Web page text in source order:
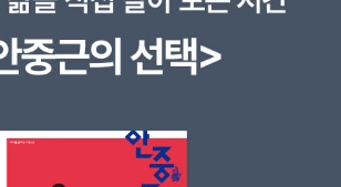
이 나는 그림책. (비니는 별 다섯, 나도 별 다
서 안녕 린지 배럿 조지 지음, 이명희 옮김 /
매력적인 그림책이다. 비니도 좋아라 했다.
(비니는 별 넷, 나도 별 넷) 토실이와 마법의
, 이다희 옮김 / 비룡소 플랩북이다. 당연히